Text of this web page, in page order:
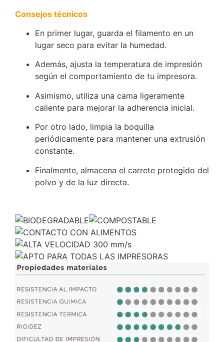
Consejos técnicos
En primer lugar, guarda el filamento en un
lugar seco para evitar la humedad.
Además, ajusta la temperatura de impresión
según el comportamiento de tu impresora.
Asimismo, utiliza una cama ligeramente
caliente para mejorar la adherencia inicial.
Por otro lado, limpia la boquilla
periódicamente para mantener una extrusión
constante.
Finalmente, almacena el carrete protegido del
polvo y de la luz directa.